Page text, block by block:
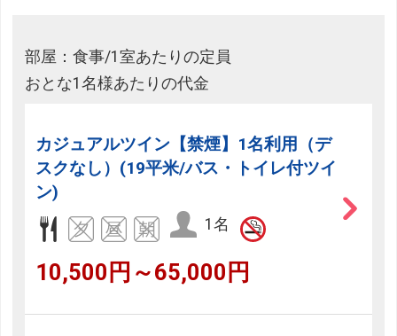
部屋：食事/1室あたりの定員
おとな1名様あたりの代金
カジュアルツイン【禁煙】1名利用（デ
スクなし）(19平米/バス・トイレ付ツイ
ン)
1名
10,500円～65,000円